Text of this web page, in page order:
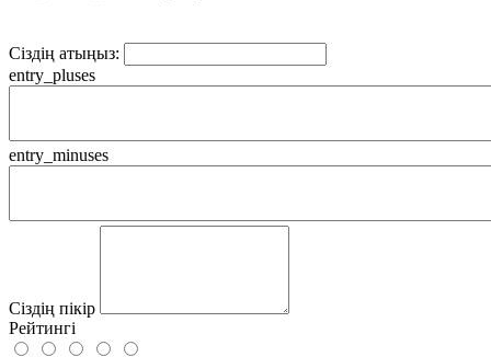
Сіздің атыңыз:
entry_pluses
entry_minuses
Сіздің пікір
Рейтингі